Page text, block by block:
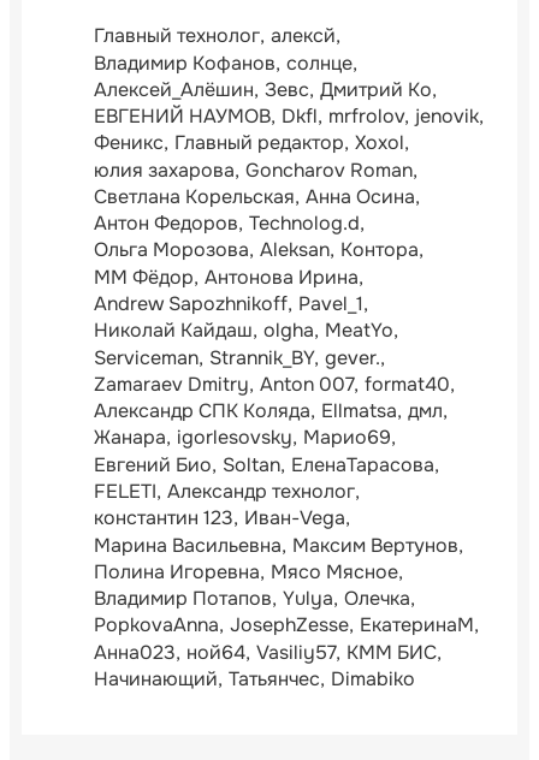
Главный технолог алексй
Владимир Кофанов солнце
Алексей_Алёшин Зевс Дмитрий Ко
ЕВГЕНИЙ НАУМОВ Dkfl mrfrolov jenovik
Феникс Главный редактор Xoxol
юлия захарова Goncharov Roman
Светлана Корельская Анна Осина
Антон Федоров Technolog.d
Ольга Морозова Aleksan Контора
ММ Фёдор Антонова Ирина
Andrew Sapozhnikoff Pavel_1
Николай Кайдаш olgha MeatYo
Serviceman Strannik_BY gever.
Zamaraev Dmitry Anton 007 format40
Александр СПК Коляда Ellmatsa дмл
Жанара igorlesovsky Марио69
Евгений Био Soltan ЕленаТарасова
FELETI Александр технолог
константин 123 Иван-Vega
Марина Васильевна Максим Вертунов
Полина Игоревна Мясо Мясное
Владимир Потапов Yulya Олечка
PopkovaAnna JosephZesse ЕкатеринаМ
Анна023 ной64 Vasiliy57 КММ БИС
Начинающий Татьянчес Dimabiko